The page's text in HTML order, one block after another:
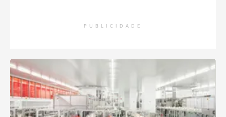
PUBLICIDADE